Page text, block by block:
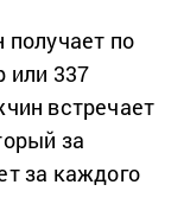
получает по
или 337
встречает
за
за каждого